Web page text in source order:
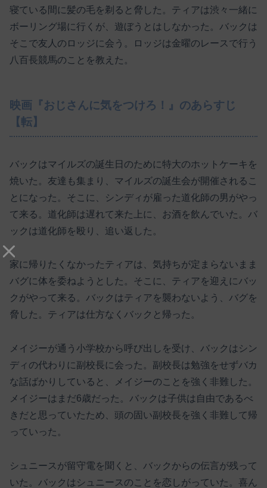
寝ている間に髪の毛を剃ると脅した。ティアは渋々一緒に
ボーリング場に行くが、遊ぼうとはしなかった。バックは
そこで友人のロッジに会う。ロッジは金曜のレースで行う
八百長競馬のことを教えた。
映画『おじさんに気をつけろ！』のあらすじ
【転】
バックはマイルズの誕生日のために特大のホットケーキを
焼いた。友達も集まり、マイルズの誕生会が開催されるこ
とになった。そこに、シンディが雇った道化師の男がやっ
て来る。道化師は遅れて来た上に、お酒を飲んでいた。バ
ックは道化師を殴り、追い返した。
家に帰りたくなかったティアは、気持ちが定まらないまま
バグに体を委ねようとした。そこに、ティアを迎えにバッ
クがやって来る。バックはティアを襲わないよう、バグを
脅した。ティアは仕方なくバックと帰った。
メイジーが通う小学校から呼び出しを受け、バックはシン
ディの代わりに副校長に会った。副校長は勉強をせずバカ
な話ばかりしていると、メイジーのことを強く非難した。
メイジーはまだ6歳だった。バックは子供は自由であるべ
きだと思っていたため、頭の固い副校長を強く非難して帰
っていった。
シュニースが留守電を聞くと、バックからの伝言が残って
いた。バックはシュニースのことを恋しがっていた。喜ん